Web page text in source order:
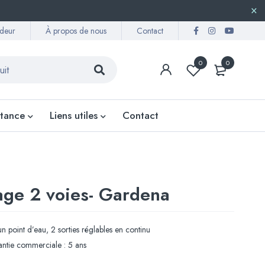
À propos de nous Contact
0
0
Liens utiles Contact
2 voies- Gardena
point d’eau, 2 sorties réglables en continu
commerciale : 5 ans